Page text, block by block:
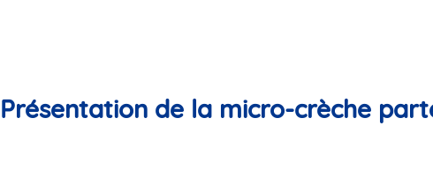
Présentation de la micro-crèche